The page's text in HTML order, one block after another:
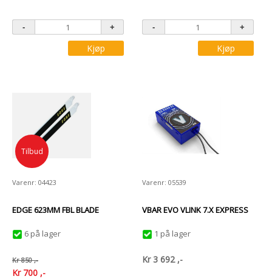
Kjøp Kjøp
Tilbud
Varenr: 04423
EDGE 623MM FBL BLADE
6 på lager
Kr850,-
Kr 700 ,-
Varenr: 05539
VBAR EVO VLINK 7.X EXPRESS
1 på lager
Kr3 692 ,-